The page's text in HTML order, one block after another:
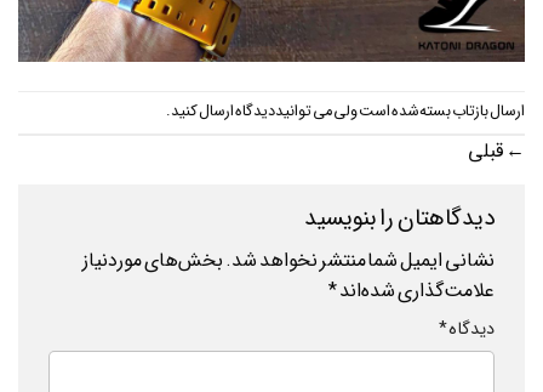
ارسال بازتاب بسته شده است ولی می توانیددیدگاه ارسال کنید.
← قبلی
دیدگاهتان را بنویسید
نشانی ایمیل شما منتشر نخواهد شد.بخش‌های موردنیاز
علامت‌گذاری شده‌اند*
دیدگاه*